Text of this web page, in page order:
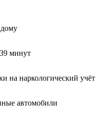
дому
минут
на наркологический учёт
автомобили